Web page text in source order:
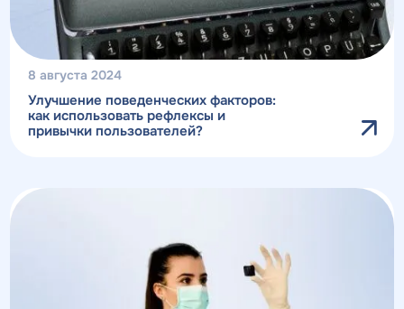
8 августа 2024
Улучшение поведенческих факторов:
как использовать рефлексы и
привычки пользователей?